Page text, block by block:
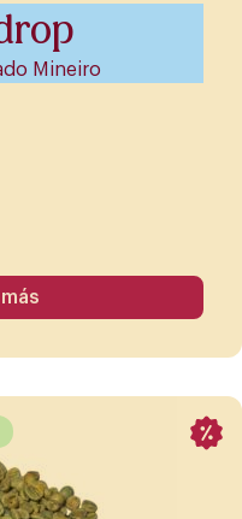
Mineiro